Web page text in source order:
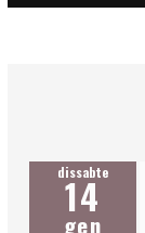
dissabte
14
gen